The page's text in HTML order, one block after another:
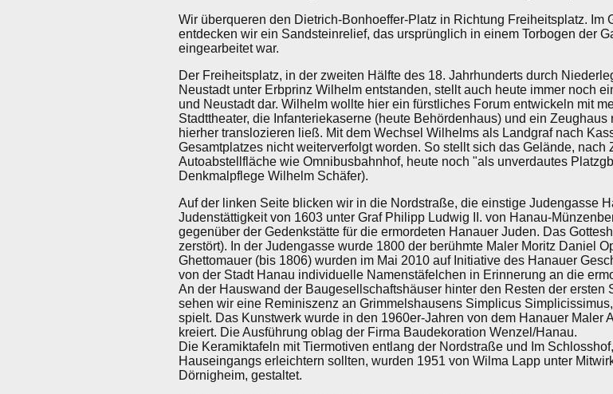
Wir überqueren den Dietrich-Bonhoeffer-Platz in Richtung Freiheitsplatz. Im
entdecken wir ein Sandsteinrelief, das ursprünglich in einem Torbogen der
eingearbeitet war.
Der Freiheitsplatz, in der zweiten Hälfte des 18. Jahrhunderts durch
Neustadt unter Erbprinz Wilhelm entstanden, stellt auch heute immer noch
und Neustadt dar. Wilhelm wollte hier ein fürstliches Forum entwickeln mit
Stadttheater, die Infanteriekaserne (heute Behördenhaus) und ein
hierher translozieren ließ. Mit dem Wechsel Wilhelms als Landgraf nach
Gesamtplatzes nicht weiterverfolgt worden. So stellt sich das Gelände,
Autoabstellfläche wie Omnibusbahnhof, heute noch "als unverdautes
Denkmalpflege Wilhelm Schäfer).
Auf der linken Seite blicken wir in die Nordstraße, die einstige Judengasse
Judenstättigkeit von 1603 unter Graf Philipp Ludwig II. von Hanau-
gegenüber der Gedenkstätte für die ermordeten Hanauer Juden. Das
zerstört). In der Judengasse wurde 1800 der berühmte Maler Moritz Daniel
Ghettomauer (bis 1806) wurden im Mai 2010 auf Initiative des Hanauer
von der Stadt Hanau individuelle Namenstäfelchen in Erinnerung an die
An der Hauswand der Baugesellschaftshäuser hinter den Resten der ersten
sehen wir eine Reminiszenz an Grimmelshausens Simplicus
spielt. Das Kunstwerk wurde in den 1960er-Jahren von dem Hanauer Maler
kreiert. Die Ausführung oblag der Firma Baudekoration Wenzel/Hanau.
Die Keramiktafeln mit Tiermotiven entlang der Nordstraße und Im
Hauseingangs erleichtern sollten, wurden 1951 von Wilma Lapp unter
Dörnigheim, gestaltet.